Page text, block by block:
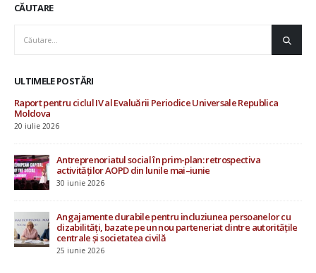
CĂUTARE
ULTIMELE POSTĂRI
ciclul IV al Evaluării Periodice Universale Republica
Antreprenoriatul social în prim-plan: retrospectiva
activităților AOPD din lunile mai–iunie
30 iunie 2026
Angajamente durabile pentru incluziunea persoanelor cu
dizabilități, bazate pe un nou parteneriat dintre autoritățile
centrale și societatea civilă
25 iunie 2026